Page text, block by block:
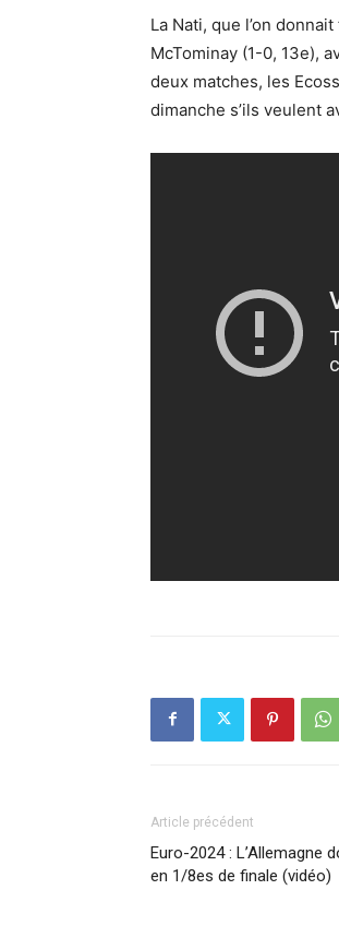
La Nati, que l’on
McTominay (1-0, 13e),
deux matches, les
dimanche s’ils veulent
Article précédent
Euro-2024 : L’Allemagne
en 1/8es de finale (vidéo)